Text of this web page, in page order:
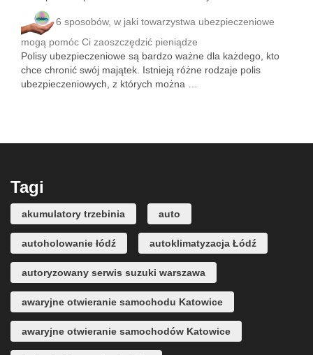
6 sposobów, w jaki towarzystwa ubezpieczeniowe
mogą pomóc Ci zaoszczędzić pieniądze
Polisy ubezpieczeniowe są bardzo ważne dla każdego, kto
chce chronić swój majątek. Istnieją różne rodzaje polis
ubezpieczeniowych, z których można …
Tagi
akumulatory trzebinia auto
autoholowanie łódź autoklimatyzacja Łódź
autoryzowany serwis suzuki warszawa
awaryjne otwieranie samochodu Katowice
awaryjne otwieranie samochodów Katowice